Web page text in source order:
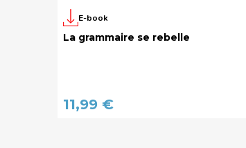
E-book
La grammaire se rebelle
11,99 €